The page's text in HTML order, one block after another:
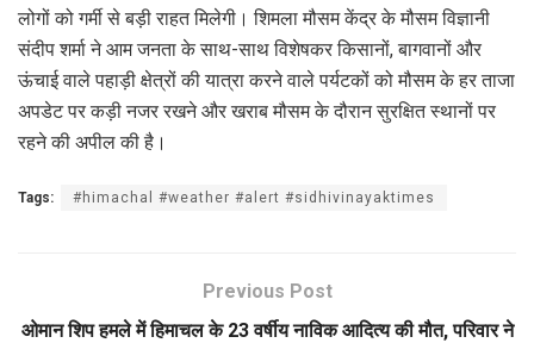
लोगों को गर्मी से बड़ी राहत मिलेगी। शिमला मौसम केंद्र के मौसम विज्ञानी
संदीप शर्मा ने आम जनता के साथ-साथ विशेषकर किसानों, बागवानों और
ऊंचाई वाले पहाड़ी क्षेत्रों की यात्रा करने वाले पर्यटकों को मौसम के हर ताजा
अपडेट पर कड़ी नजर रखने और खराब मौसम के दौरान सुरक्षित स्थानों पर
रहने की अपील की है।
Tags: #himachal #weather #alert #sidhivinayaktimes
Previous Post
ओमान शिप हमले में हिमाचल के 23 वर्षीय नाविक आदित्य की मौत, परिवार ने